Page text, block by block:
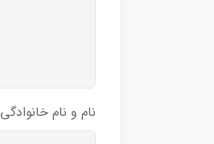
نام و نام خانوادگی